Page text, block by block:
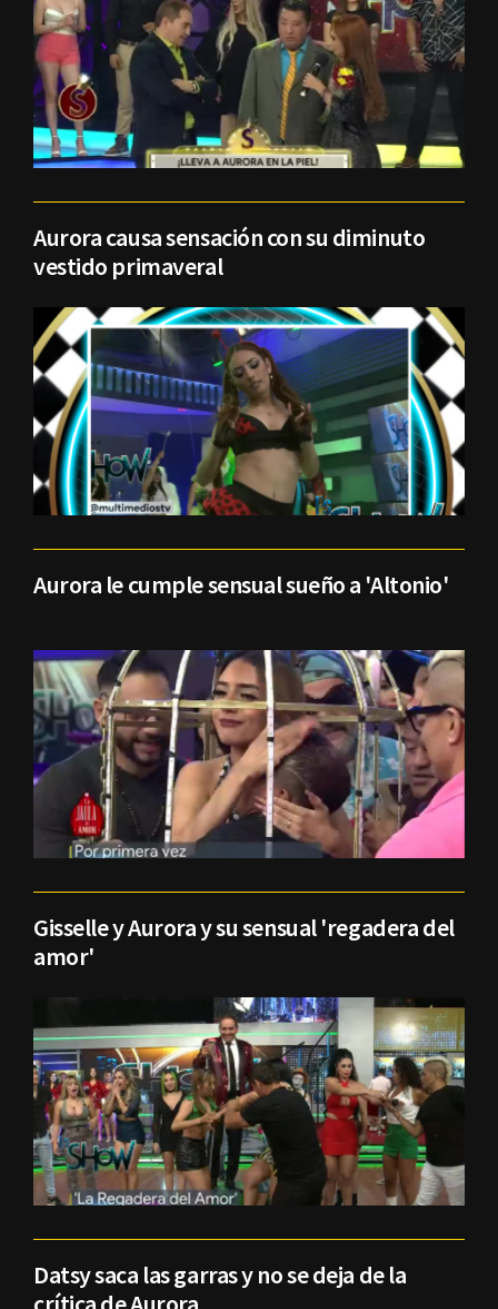
Aurora causa sensación con su diminuto
vestido primaveral
Aurora le cumple sensual sueño a 'Altonio'
Gisselle y Aurora y su sensual 'regadera del
amor'
Datsy saca las garras y no se deja de la